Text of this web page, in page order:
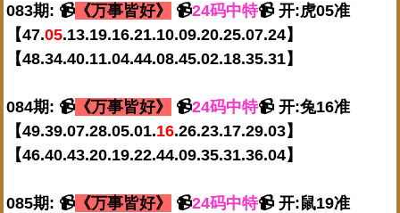
083期: 📹 《万事皆好》 📹24码中特📹 开:虎05准
【47.05.13.19.16.21.10.09.20.25.07.24】
【48.34.40.11.04.44.08.45.02.18.35.31】
084期: 📹 《万事皆好》 📹24码中特📹 开:兔16准
【49.39.07.28.05.01.16.26.23.17.29.03】
【46.40.43.20.19.22.44.09.35.31.36.04】
085期: 📹 《万事皆好》 📹24码中特📹 开:鼠19准